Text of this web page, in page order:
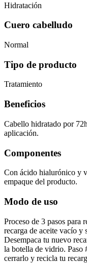
Hidratación
Cuero cabelludo
Normal
Tipo de producto
Tratamiento
Beneficios
Cabello hidratado por
aplicación.
Componentes
Con ácido hialurónico y
empaque del producto.
Modo de uso
Proceso de 3 pasos para
recarga de aceite vacío y
Desempaca tu nuevo
la botella de vidrio. Paso
cerrarlo y recicla tu